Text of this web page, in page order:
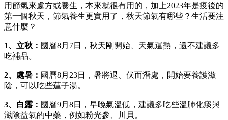
用節氣來處方或養生，本來就很有用的，加上2023年是疫後的
第一個秋天，節氣養生更實用了，秋天節氣有哪些？生活要注
意什麼？
1、立秋： 國曆8月7日，秋天剛開始、天氣還熱，還不建議多
吃補品。
2、處暑： 國曆8月23日，暑將退、伏而潛處，開始要養護滋
陰，可以吃些蓮子湯。
3、白露： 國曆9月8日，早晚氣溫低，建議多吃些溫肺化痰與
滋陰益氣的中藥，例如粉光參、川貝。